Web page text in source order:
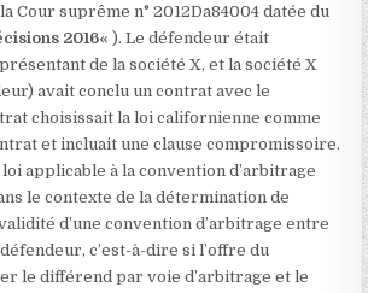
Cour suprême n° 2012Da84004 datée du
2016« ). Le défendeur était
de la société X, et la société X
avait conclu un contrat avec le
choisissait la loi californienne comme
et incluait une clause compromissoire.
applicable à la convention d’arbitrage
le contexte de la détermination de
d’une convention d’arbitrage entre
c’est-à-dire si l’offre du
le différend par voie d’arbitrage et le